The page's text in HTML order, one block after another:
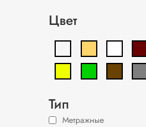
Цвет
Тип
Метражные